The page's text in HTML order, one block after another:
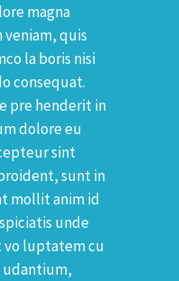
magna
veniam, quis
la boris nisi
consequat.
pre henderit in
dolore eu
sint
sunt in
mollit anim id
unde
vo luptatem cu
udantium,